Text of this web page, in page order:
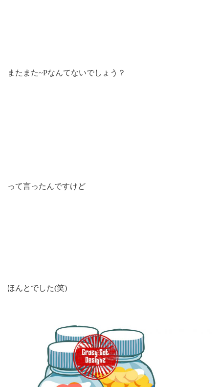
またまた~Pなんてないでしょう？
って言ったんですけど
ほんとでした(笑)